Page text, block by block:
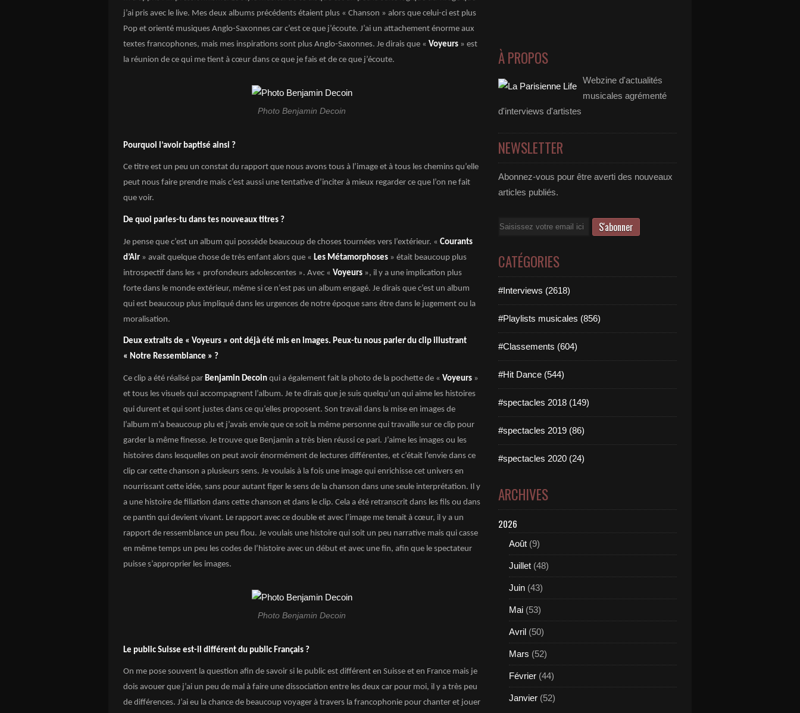
j’ai pris avec le live. Mes deux albums précédents étaient plus « Chanson » alors que celui-ci est plus
Pop et orienté musiques Anglo-Saxonnes car c’est ce que j’écoute. J’ai un attachement énorme aux
textes francophones, mais mes inspirations sont plus Anglo-Saxonnes. Je dirais que « Voyeurs » est
la réunion de ce qui me tient à cœur dans ce que je fais et de ce que j’écoute.
Photo Benjamin Decoin
Pourquoi l’avoir baptisé ainsi ?
Ce titre est un peu un constat du rapport que nous avons tous à l’image et à tous les chemins qu’elle
peut nous faire prendre mais c’est aussi une tentative d’inciter à mieux regarder ce que l’on ne fait
que voir.
De quoi parles-tu dans tes nouveaux titres ?
Je pense que c’est un album qui possède beaucoup de choses tournées vers l’extérieur. « Courants
d’Air » avait quelque chose de très enfant alors que « Les Métamorphoses » était beaucoup plus
introspectif dans les « profondeurs adolescentes ». Avec « Voyeurs », il y a une implication plus
forte dans le monde extérieur, même si ce n’est pas un album engagé. Je dirais que c’est un album
qui est beaucoup plus impliqué dans les urgences de notre époque sans être dans le jugement ou la
moralisation.
Deux extraits de « Voyeurs » ont déjà été mis en images. Peux-tu nous parler du clip illustrant
« Notre Ressemblance » ?
Ce clip a été réalisé par Benjamin Decoin qui a également fait la photo de la pochette de « Voyeurs »
et tous les visuels qui accompagnent l’album. Je te dirais que je suis quelqu’un qui aime les histoires
qui durent et qui sont justes dans ce qu’elles proposent. Son travail dans la mise en images de
l’album m’a beaucoup plu et j’avais envie que ce soit la même personne qui travaille sur ce clip pour
garder la même finesse. Je trouve que Benjamin a très bien réussi ce pari. J’aime les images ou les
histoires dans lesquelles on peut avoir énormément de lectures différentes, et c’était l’envie dans ce
clip car cette chanson a plusieurs sens. Je voulais à la fois une image qui enrichisse cet univers en
nourrissant cette idée, sans pour autant figer le sens de la chanson dans une seule interprétation. Il y
a une histoire de filiation dans cette chanson et dans le clip. Cela a été retranscrit dans les fils ou dans
ce pantin qui devient vivant. Le rapport avec ce double et avec l’image me tenait à cœur, il y a un
rapport de ressemblance un peu flou. Je voulais une histoire qui soit un peu narrative mais qui casse
en même temps un peu les codes de l’histoire avec un début et avec une fin, afin que le spectateur
puisse s’approprier les images.
Photo Benjamin Decoin
Le public Suisse est-il différent du public Français ?
On me pose souvent la question afin de savoir si le public est différent en Suisse et en France mais je
dois avouer que j’ai un peu de mal à faire une dissociation entre les deux car pour moi, il y a très peu
de différences. J’ai eu la chance de beaucoup voyager à travers la francophonie pour chanter et jouer
À PROPOS
Webzine d'actualités
musicales agrémenté
d'interviews d'artistes
NEWSLETTER
Abonnez-vous pour être averti des nouveaux
articles publiés.
Email
CATÉGORIES
#Interviews (2618)
#Playlists musicales (856)
#Classements (604)
#Hit Dance (544)
#spectacles 2018 (149)
#spectacles 2019 (86)
#spectacles 2020 (24)
ARCHIVES
2026
Août (9)
Juillet (48)
Juin (43)
Mai (53)
Avril (50)
Mars (52)
Février (44)
Janvier (52)